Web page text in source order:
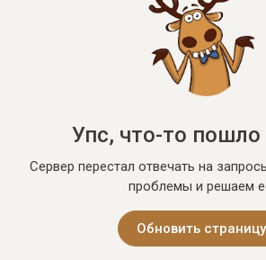
Упс, что-то пошло
Сервер перестал отвечать на
проблемы и решаем
Обновить страницу